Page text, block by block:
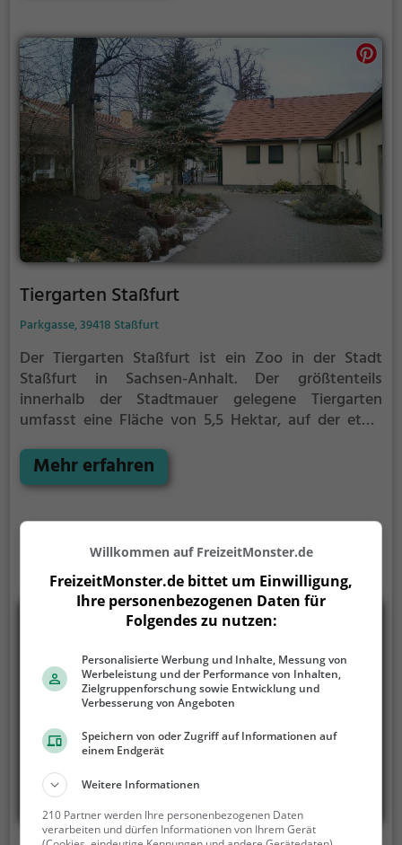
Tiergarten Staßfurt
Parkgasse, 39418 Staßfurt
Der Tiergarten Staßfurt ist ein Zoo in der Stadt
Staßfurt in Sachsen-Anhalt. Der größtenteils
innerhalb der Stadtmauer gelegene Tiergarten
umfasst eine Fläche von 5,5 Hektar, auf der etwa
exotische Tiere wie Affen und eine Schlange wurde
ein beheizbares Gebäude errichtet. Mehrere Gehege
einem großen Spielplatz auch ein Streichelgehege
und ein ganzjährig betriebenes Restaurant inklusive
Mehr erfahren
Willkommen auf FreizeitMonster.de
FreizeitMonster.de bittet um Einwilligung,
Ihre personenbezogenen Daten für
Folgendes zu nutzen:
Personalisierte Werbung und Inhalte, Messung von
Werbeleistung und der Performance von Inhalten,
Zielgruppenforschung sowie Entwicklung und
Verbesserung von Angeboten
Speichern von oder Zugriff auf Informationen auf
einem Endgerät
Weitere Informationen
210 Partner werden Ihre personenbezogenen Daten
verarbeiten und dürfen Informationen von Ihrem Gerät